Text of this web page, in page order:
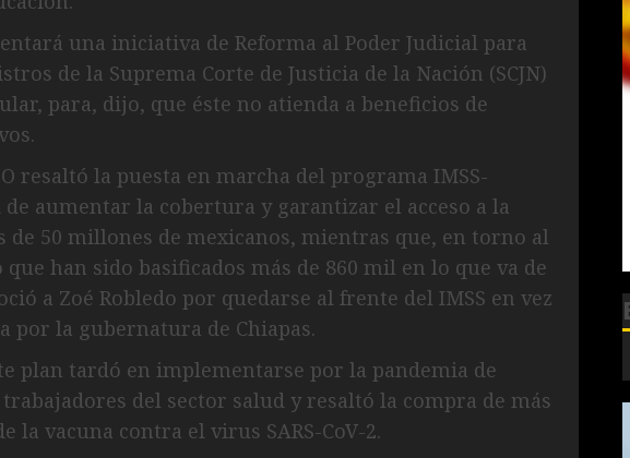
una iniciativa de Reforma al Poder Judicial para
de la Suprema Corte de Justicia de la Nación (SCJN)
para, dijo, que éste no atienda a beneficios de
resaltó la puesta en marcha del programa IMSS-
aumentar la cobertura y garantizar el acceso a la
de 50 millones de mexicanos, mientras que, en torno al
han sido basificados más de 860 mil en lo que va de
a Zoé Robledo por quedarse al frente del IMSS en vez
por la gubernatura de Chiapas.
plan tardó en implementarse por la pandemia de
trabajadores del sector salud y resaltó la compra de más
la vacuna contra el virus SARS-CoV-2.